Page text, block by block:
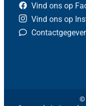
Vind ons op
Vind ons op
©